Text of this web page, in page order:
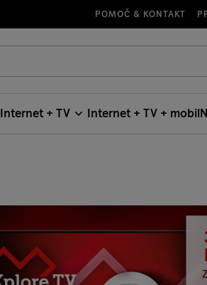
POMOČ & KONTAKT
Internet + TV Internet + TV + mobil